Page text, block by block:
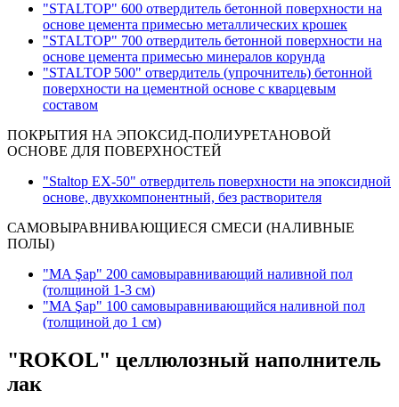
"STALTOP" 600 отвердитель бетонной поверхности на
основе цемента примесью металлических крошек
"STALTOP" 700 отвердитель бетонной поверхности на
основе цемента примесью минералов корунда
"STALTOP 500" отвердитель (упрочнитель) бетонной
поверхности на цементной основе с кварцевым
составом
ПОКРЫТИЯ НА ЭПОКСИД-ПОЛИУРЕТАНОВОЙ
ОСНОВЕ ДЛЯ ПОВЕРХНОСТЕЙ
"Staltop EX-50" отвердитель поверхности на эпоксидной
основе, двухкомпонентный, без растворителя
САМОВЫРАВНИВАЮЩИЕСЯ СМЕСИ (НАЛИВНЫЕ
ПОЛЫ)
"MA Şap" 200 самовыравнивающий наливной пол
(толщиной 1-3 см)
"MA Şap" 100 самовыравнивающийся наливной пол
(толщиной до 1 см)
"ROKOL" целлюлозный наполнитель
лак